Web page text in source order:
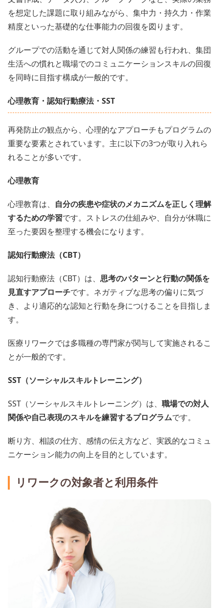
を想定した課題に取り組みながら、集中力・持久力・作業
精度といった基礎的な仕事能力の回復を図ります。
グループでの活動を通じて対人関係の練習も行われ、集団
生活への慣れと職場でのコミュニケーションスキルの回復
を同時に目指す構成が一般的です。
心理教育・認知行動療法・SST
再発防止の観点から、心理的なアプローチもプログラムの
重要な要素とされています。主に以下の3つが取り入れら
れることが多いです。
心理教育
心理教育は、 自分の疾患や症状のメカニズムを正しく理解
するための学習です。ストレスの仕組みや、自分が休職に
至った要因を整理する機会になります。
認知行動療法（CBT）
認知行動療法（CBT）は、 思考のパターンと行動の関係を
見直すアプローチです。ネガティブな思考の偏りに気づ
き、より適応的な認知と行動を身につけることを目指しま
す。
医療リワークでは多職種の専門家が関与して実施されるこ
とが一般的です。
SST（ソーシャルスキルトレーニング）
SST（ソーシャルスキルトレーニング）は、 職場での対人
関係や自己表現のスキルを練習するプログラムです。
断り方、相談の仕方、感情の伝え方など、実践的なコミュ
ニケーション能力の向上を目的としています。
リワークの対象者と利用条件